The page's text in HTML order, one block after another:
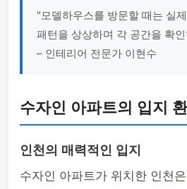
"모델하우스를 방문할 때는 실
패턴을 상상하며 각 공간을 확
– 인테리어 전문가 이현수
수자인 아파트의 입지
인천의 매력적인 입지
수자인 아파트가 위치한 인천은